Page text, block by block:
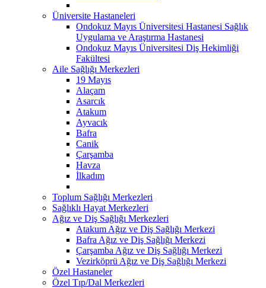
Üniversite Hastaneleri
Ondokuz Mayıs Üniversitesi Hastanesi Sağlık
Uygulama ve Araştırma Hastanesi
Ondokuz Mayıs Üniversitesi Diş Hekimliği
Fakültesi
Aile Sağlığı Merkezleri
19 Mayıs
Alaçam
Asarcık
Atakum
Ayvacık
Bafra
Canik
Çarşamba
Havza
İlkadım
Toplum Sağlığı Merkezleri
Sağlıklı Hayat Merkezleri
Ağız ve Diş Sağlığı Merkezleri
Atakum Ağız ve Diş Sağlığı Merkezi
Bafra Ağız ve Diş Sağlığı Merkezi
Çarşamba Ağız ve Diş Sağlığı Merkezi
Vezirköprü Ağız ve Diş Sağlığı Merkezi
Özel Hastaneler
Özel Tıp/Dal Merkezleri